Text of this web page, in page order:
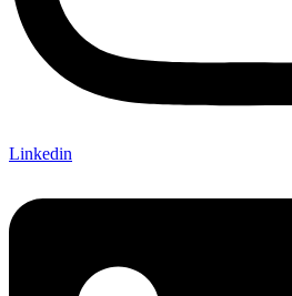
Linkedin